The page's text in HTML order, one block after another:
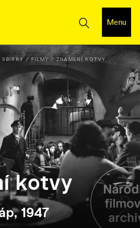
Menu
SBÍRKY FILMY ZNAMENÍ KOTVY
kotvy
1947